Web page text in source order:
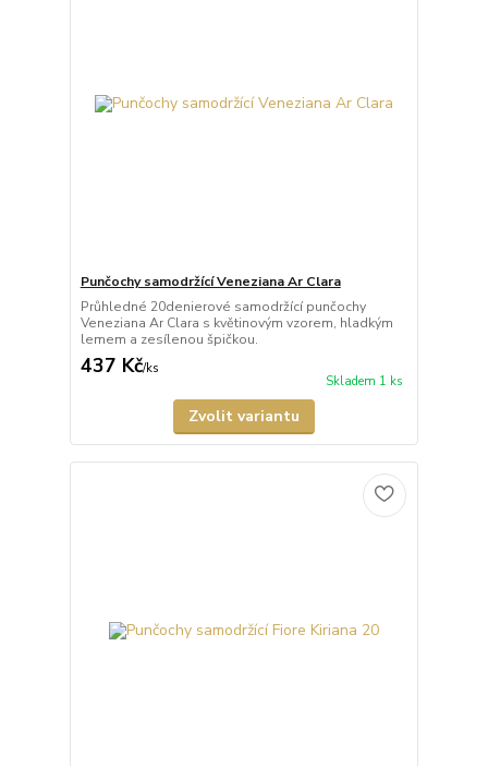
Punčochy samodržící Veneziana Ar Clara
Průhledné 20denierové samodržící punčochy
Veneziana Ar Clara s květinovým vzorem, hladkým
lemem a zesílenou špičkou.
437 Kč/ks
Skladem 1 ks
Zvolit variantu